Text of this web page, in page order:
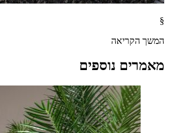
§
המשך הקריאה
מאמרים נוספים